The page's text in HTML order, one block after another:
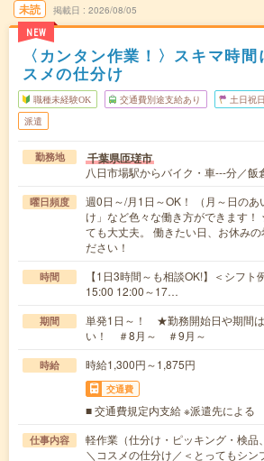
未読
NEW
掲載日 2026/08/05
〈カンタン作業！〉スキマ時
スメの仕分け
職種未経験OK 交通費別途支給あり 土日祝
派遣
勤務地 千葉県匝瑳市
八日市場駅からバイク・車---分／
曜日頻度
週0日～/月1日～OK！ （月～日の
け」など色々な働き方ができます
ても大丈夫。 働きたい日、お休み
ださい！
時間
【1日3時間～も相談OK!】＜シフ
15:00 12:00～17…
期間
単発1日～！ ★勤務開始日や期間は
い！ ＃8月～ ＃9月～
時給 時給1,300円～1,875円
交通費
■ 交通費規定内支給 ※派遣先による
仕事内容
軽作業（仕分け・ピッキング・検品
＼コスメの仕分け／＜とってもシ